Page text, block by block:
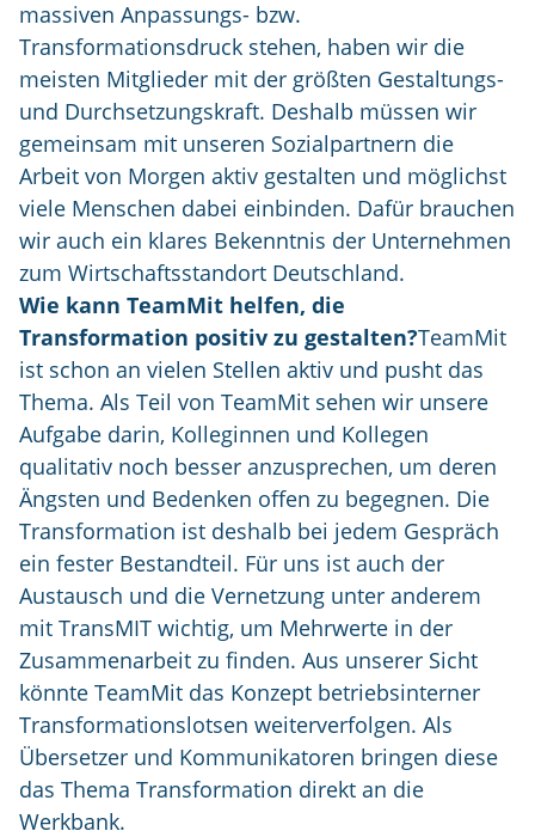
massiven Anpassungs- bzw.
Transformationsdruck stehen, haben wir die
meisten Mitglieder mit der größten Gestaltungs-
und Durchsetzungskraft. Deshalb müssen wir
gemeinsam mit unseren Sozialpartnern die
Arbeit von Morgen aktiv gestalten und möglichst
viele Menschen dabei einbinden. Dafür brauchen
wir auch ein klares Bekenntnis der Unternehmen
zum Wirtschaftsstandort Deutschland.
Wie kann TeamMit helfen, die
Transformation positiv zu gestalten?TeamMit
ist schon an vielen Stellen aktiv und pusht das
Thema. Als Teil von TeamMit sehen wir unsere
Aufgabe darin, Kolleginnen und Kollegen
qualitativ noch besser anzusprechen, um deren
Ängsten und Bedenken offen zu begegnen. Die
Transformation ist deshalb bei jedem Gespräch
ein fester Bestandteil. Für uns ist auch der
Austausch und die Vernetzung unter anderem
mit TransMIT wichtig, um Mehrwerte in der
Zusammenarbeit zu finden. Aus unserer Sicht
könnte TeamMit das Konzept betriebsinterner
Transformationslotsen weiterverfolgen. Als
Übersetzer und Kommunikatoren bringen diese
das Thema Transformation direkt an die
Werkbank.